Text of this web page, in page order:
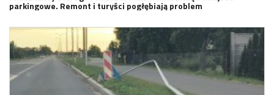
parkingowe. Remont i turyści pogłębiają problem